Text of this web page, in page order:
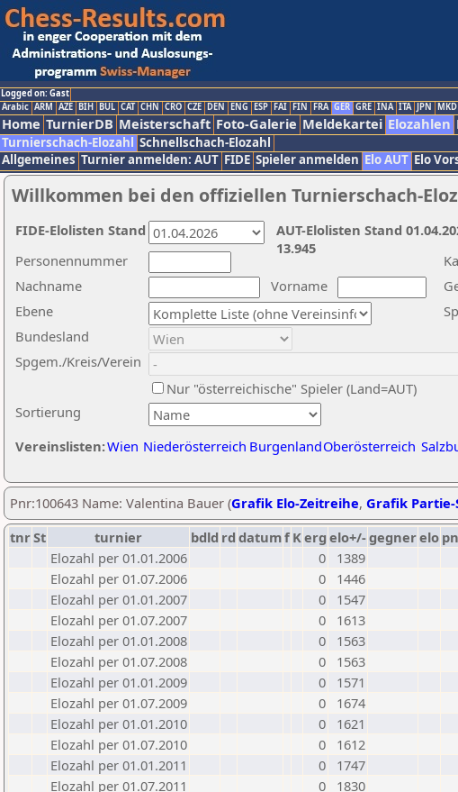
Logged on: Gast
Arabic ARM AZE BIH BUL CAT CHN CRO CZE DEN ENG ESP FAI FIN FRA GER GRE INA ITA JPN MKD
Home TurnierDB Meisterschaft Foto-Galerie Meldekartei Elozahlen
Turnierschach-Elozahl Schnellschach-Elozahl
Allgemeines Turnier anmelden: AUT FIDE Spieler anmelden Elo AUT Elo
Willkommen bei den offiziellen Turnierschach-
Nachname
Vorname
Ebene
Sortierung
Personennummer
Bundesland
Spgem./Kreis/Verein
Nur "österreichische" Spieler (Land=AUT)
Vereinslisten:Wien Niederösterreich BurgenlandOberösterreich
AUT-Elolisten Stand
13.945
FIDE-Elolisten Stand
Pnr:100643 Name: Valentina Bauer (Grafik Elo-Zeitreihe, Grafik
tnrSt turnier bdld rd datumf Kerg elo+/-gegnerelo
Elozahl per 01.01.2006
0
1389
Elozahl per 01.07.2006
0
1446
Elozahl per 01.01.2007
0
1547
Elozahl per 01.07.2007
0
1613
Elozahl per 01.01.2008
0
1563
Elozahl per 01.07.2008
0
1563
Elozahl per 01.01.2009
0
1571
Elozahl per 01.07.2009
0
1674
Elozahl per 01.01.2010
0
1621
Elozahl per 01.07.2010
0
1612
Elozahl per 01.01.2011
0
1747
Elozahl per 01.07.2011
0
1830